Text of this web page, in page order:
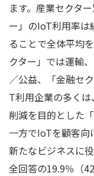
ます。産業セクタ
ー」のIoT利用率は
ることで全体平均
クター」では運輸
／公益、「金融セ
T利用企業の多く
削減を目的とした
一方でIoTを顧客向
新たなビジネスに
全回答の19.9％（